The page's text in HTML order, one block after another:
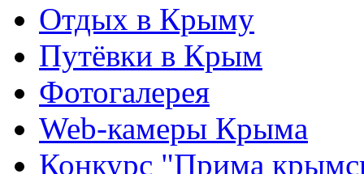
Отдых в Крыму
Путёвки в Крым
Фотогалерея
Web-камеры Крыма
Конкурс "Прима